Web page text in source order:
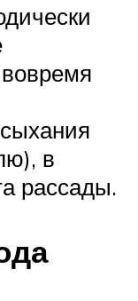
в
рассады.